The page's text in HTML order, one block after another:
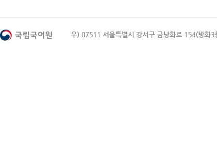
우) 07511 서울특별시 강서구 금낭화로 154(방화3